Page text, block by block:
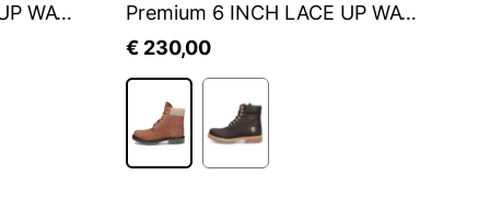
Premium 6 INCH LACE UP WATERPROOF
Premium 6 INCH LACE UP WATERPROOF
€ 230,00